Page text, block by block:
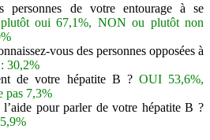
personnes de votre entourage à se
oui 67,1%, NON ou plutôt non
vous des personnes opposées à
30,2%
de votre hépatite B ? OUI 53,6%,
pas 7,3%
l’aide pour parler de votre hépatite B ?